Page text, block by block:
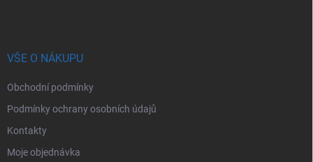
VŠE O NÁKUPU
Obchodní podmínky
Podmínky ochrany osobních údajů
Kontakty
Moje objednávka